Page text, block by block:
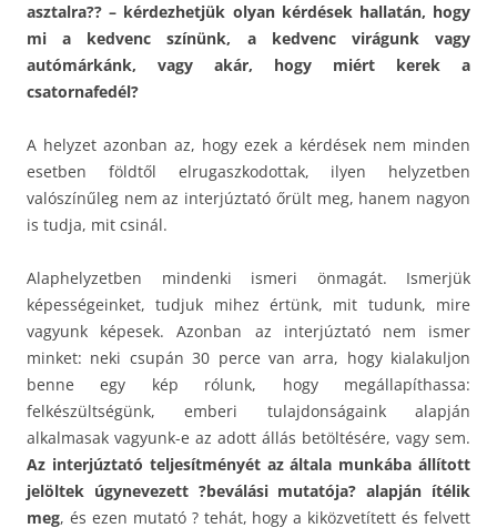
asztalra?? – kérdezhetjük olyan kérdések hallatán, hogy
mi a kedvenc színünk, a kedvenc virágunk vagy
autómárkánk, vagy akár, hogy miért kerek a
csatornafedél?
A helyzet azonban az, hogy ezek a kérdések nem minden
esetben földtől elrugaszkodottak, ilyen helyzetben
valószínűleg nem az interjúztató őrült meg, hanem nagyon
is tudja, mit csinál.
Alaphelyzetben mindenki ismeri önmagát. Ismerjük
képességeinket, tudjuk mihez értünk, mit tudunk, mire
vagyunk képesek. Azonban az interjúztató nem ismer
minket: neki csupán 30 perce van arra, hogy kialakuljon
benne egy kép rólunk, hogy megállapíthassa:
felkészültségünk, emberi tulajdonságaink alapján
alkalmasak vagyunk-e az adott állás betöltésére, vagy sem.
Az interjúztató teljesítményét az általa munkába állított
jelöltek úgynevezett ?beválási mutatója? alapján ítélik
meg, és ezen mutató ? tehát, hogy a kiközvetített és felvett